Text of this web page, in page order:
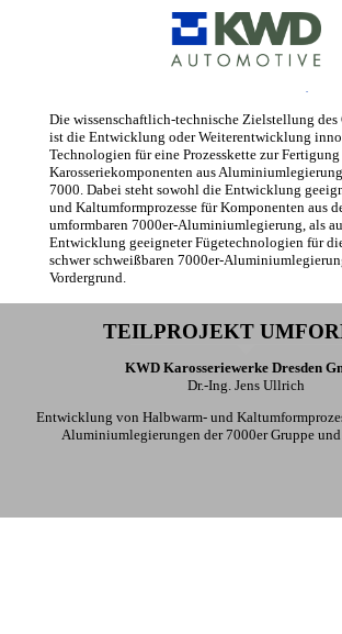
„Technologieentwicklung zur
Karosseriebaugruppen aus
Aluminiumlegierungen”
Die wissenschaftlich-technische Zielstellung des
ist die Entwicklung oder Weiterentwicklung
Technologien für eine Prozesskette zur
Karosseriekomponenten aus
7000. Dabei steht sowohl die Entwicklung
und Kaltumformprozesse für Komponenten aus
umformbaren 7000er-Aluminiumlegierung, als
Entwicklung geeigneter Fügetechnologien für
schwer schweißbaren 7000er-
Vordergrund.
TEILPROJEKT
KWD Karosseriewerke Dresden
Dr.-Ing. Jens Ullrich
Entwicklung von Halbwarm- und
Aluminiumlegierungen der 7000er Gruppe